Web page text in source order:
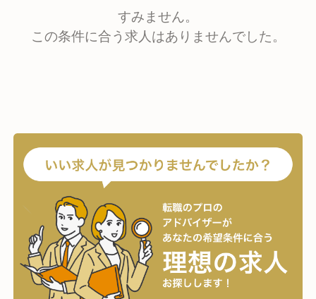
すみません。
この条件に合う求人はありませんでした。